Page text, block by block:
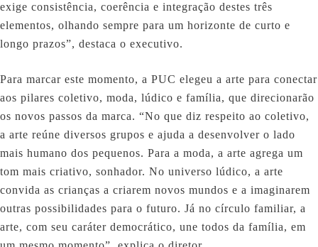
exige consistência, coerência e integração destes três
elementos, olhando sempre para um horizonte de curto e
longo prazos”, destaca o executivo.
Para marcar este momento, a PUC elegeu a arte para conectar
aos pilares coletivo, moda, lúdico e família, que direcionarão
os novos passos da marca. “No que diz respeito ao coletivo,
a arte reúne diversos grupos e ajuda a desenvolver o lado
mais humano dos pequenos. Para a moda, a arte agrega um
tom mais criativo, sonhador. No universo lúdico, a arte
convida as crianças a criarem novos mundos e a imaginarem
outras possibilidades para o futuro. Já no círculo familiar, a
arte, com seu caráter democrático, une todos da família, em